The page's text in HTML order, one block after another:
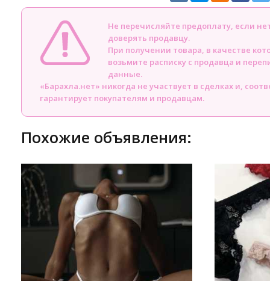
Не перечисляйте предоплату, если
доверять продавцу.
При получении товара, в качестве
возьмите расписку с продавца и
данные.
«Барахла.нет» никогда не участвует в сделках и,
гарантирует покупателям и продавцам.
Похожие объявления: